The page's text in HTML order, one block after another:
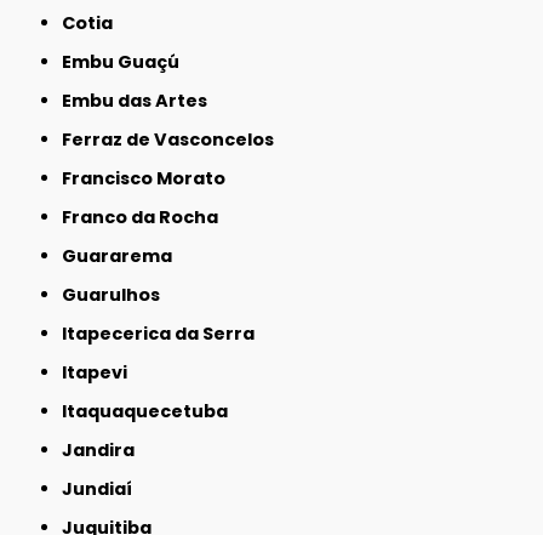
Cotia
Embu Guaçú
Embu das Artes
Ferraz de Vasconcelos
Francisco Morato
Franco da Rocha
Guararema
Guarulhos
Itapecerica da Serra
Itapevi
Itaquaquecetuba
Jandira
Jundiaí
Juquitiba